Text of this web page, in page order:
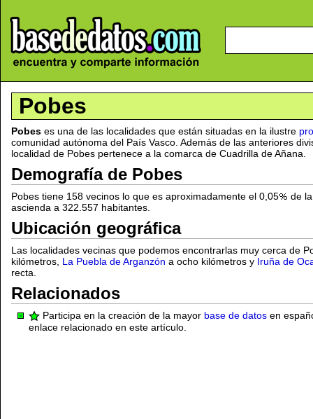
Pobes
Pobes es una de las localidades que están situadas en la ilustre
comunidad autónoma del País Vasco. Además de las anteriores
localidad de Pobes pertenece a la comarca de Cuadrilla de Añana.
Demografía de Pobes
Pobes tiene 158 vecinos lo que es aproximadamente el 0,05
de
ascienda a 322.557 habitantes.
Ubicación geográfica
Las localidades vecinas que podemos encontrarlas muy cerca de
kilómetros, La Puebla de Arganzón a ocho kilómetros y Iruña de
recta.
Relacionados
Participa en la creación de la mayor base de datos en
enlace relacionado en este artículo.